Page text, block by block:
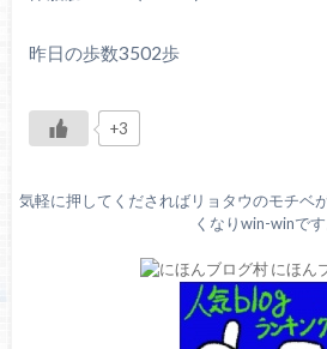
昨日の歩数3502歩
+3
気軽に押してくださればリョタウのモチベ
くなりwin-winです